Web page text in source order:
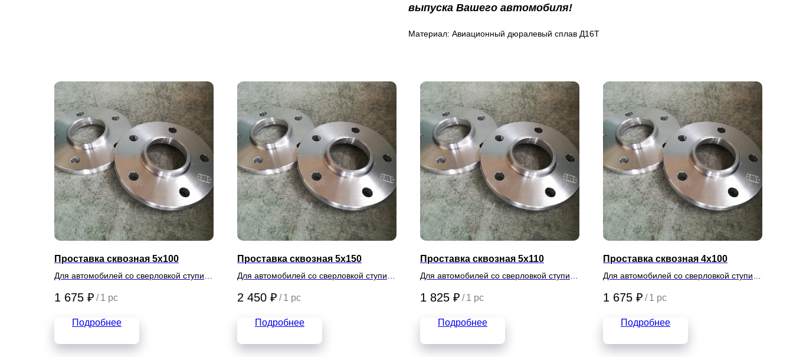
выпуска Вашего автомобиля!
Материал: Авиационный дюралевый сплав Д16Т
Проставка сквозная 5х100
Для автомобилей со сверловкой ступиц
1 675 ₽ / 1 pc
Подробнее
Проставка сквозная 5х150
Для автомобилей со сверловкой ступиц
2 450 ₽ / 1 pc
Подробнее
Проставка сквозная 5х110
Для автомобилей со сверловкой ступиц
1 825 ₽ / 1 pc
Подробнее
Проставка сквозная 4х100
Для автомобилей со сверловкой ступиц
1 675 ₽ / 1 pc
Подробнее